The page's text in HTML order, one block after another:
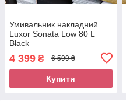
Умивальник накладний
Luxor Sonata Low 80 L
Black
4 399 ₴ 6 599 ₴
Купити